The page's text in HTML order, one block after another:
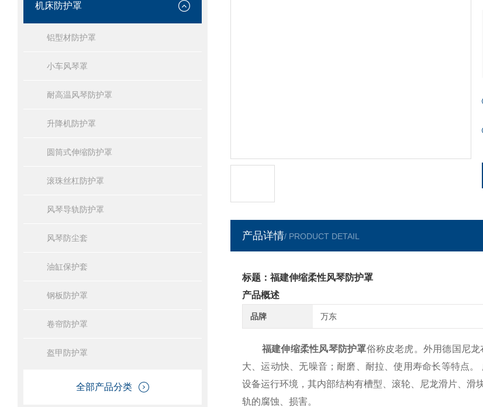
机床防护罩
铝型材防护罩
小车风琴罩
耐高温风琴防护罩
升降机防护罩
圆筒式伸缩防护罩
滚珠丝杠防护罩
风琴导轨防护罩
风琴防尘套
油缸保护套
钢板防护罩
卷帘防护罩
盔甲防护罩
全部产品分类
产品详情/ PRODUCT DETAIL
标题：福建伸缩柔性风琴防护罩
产品概述
品牌 万东
福建伸缩柔性风琴防护罩俗称皮老虎。外用德国尼
大、运动快、无噪音；耐磨、耐拉、使用寿命长等特点
设备运行环境，其内部结构有槽型、滚轮、尼龙滑片、滑
轨的腐蚀、损害。